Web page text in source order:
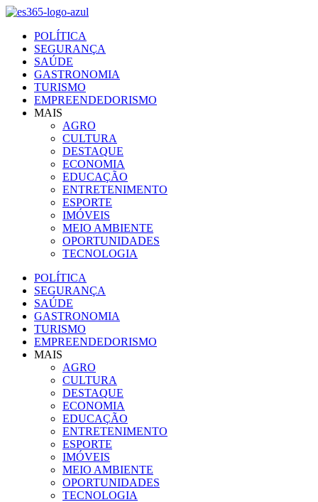
Ir
conteúdo
POLÍTICA
SEGURANÇA
SAÚDE
GASTRONOMIA
TURISMO
EMPREENDEDORISMO
MAIS
AGRO
CULTURA
DESTAQUE
ECONOMIA
EDUCAÇÃO
ENTRETENIMENTO
ESPORTE
IMÓVEIS
MEIO AMBIENTE
OPORTUNIDADES
TECNOLOGIA
POLÍTICA
SEGURANÇA
SAÚDE
GASTRONOMIA
TURISMO
EMPREENDEDORISMO
MAIS
AGRO
CULTURA
DESTAQUE
ECONOMIA
EDUCAÇÃO
ENTRETENIMENTO
ESPORTE
IMÓVEIS
MEIO AMBIENTE
OPORTUNIDADES
TECNOLOGIA